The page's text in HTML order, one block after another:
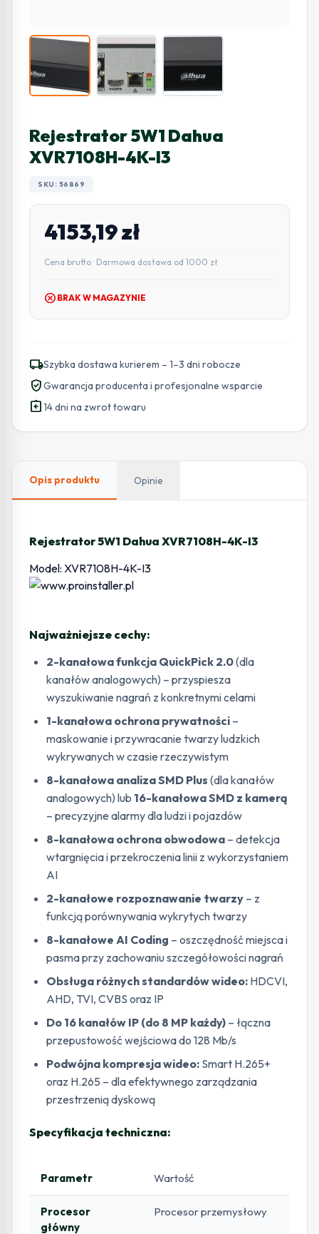
Rejestrator 5W1 Dahua
XVR7108H-4K-I3
SKU: 56869
4153,19zł
Cena brutto · Darmowa dostawa od 1000 zł
cancel BRAK W MAGAZYNIE
local_shippingSzybka dostawa kurierem – 1–3 dni robocze
verified_userGwarancja producenta i profesjonalne wsparcie
assignment_return14 dni na zwrot towaru
Opis produktu Opinie
Rejestrator 5W1 Dahua XVR7108H-4K-I3
Model: XVR7108H-4K-I3
Najważniejsze cechy:
2-kanałowa funkcja QuickPick 2.0(dla
kanałów analogowych) – przyspiesza
wyszukiwanie nagrań z konkretnymi celami
1-kanałowa ochrona prywatności –
maskowanie i przywracanie twarzy ludzkich
wykrywanych w czasie rzeczywistym
8-kanałowa analiza SMD Plus (dla kanałów
analogowych) lub 16-kanałowa SMD z kamerą
– precyzyjne alarmy dla ludzi i pojazdów
8-kanałowa ochrona obwodowa – detekcja
wtargnięcia i przekroczenia linii z wykorzystaniem
AI
2-kanałowe rozpoznawanie twarzy – z
funkcją porównywania wykrytych twarzy
8-kanałowe AI Coding – oszczędność miejsca i
pasma przy zachowaniu szczegółowości nagrań
Obsługa różnych standardów wideo: HDCVI,
AHD, TVI, CVBS oraz IP
Do 16 kanałów IP (do 8 MP każdy) – łączna
przepustowość wejściowa do 128 Mb/s
Podwójna kompresja wideo: Smart H.265+
oraz H.265 – dla efektywnego zarządzania
przestrzenią dyskową
Specyfikacja techniczna:
Parametr Wartość
Procesor
główny
Procesor przemysłowy